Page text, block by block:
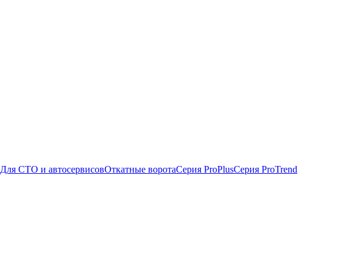
Для СТО и автосервисовОткатные воротаСерия ProPlusСерия ProTrend